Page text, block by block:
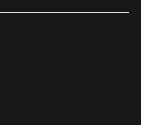
(external link)
(external link)
on Youtube (external